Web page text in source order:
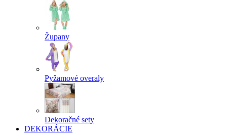
Župany
Pyžamové overaly
Dekoračné sety
DEKORÁCIE